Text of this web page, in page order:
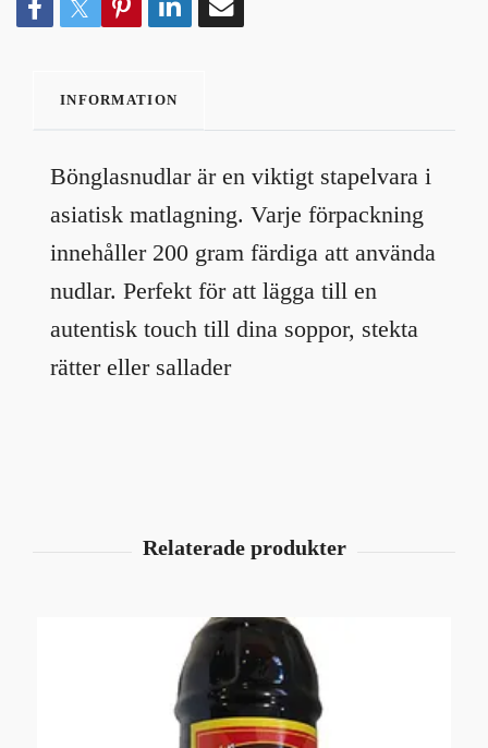
INFORMATION
Bönglasnudlar är en viktigt stapelvara i
asiatisk matlagning. Varje förpackning
innehåller 200 gram färdiga att använda
nudlar. Perfekt för att lägga till en
autentisk touch till dina soppor, stekta
rätter eller sallader